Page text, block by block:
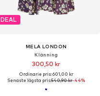
DEAL
MELA LONDON
Klänning
300,50 kr
Ordinarie pris: 601,00 kr
Senaste lägsta pris:540,90 kr-44%